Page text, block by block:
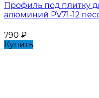
Профиль под плитку
алюминий PV71-12
790 ₽
Купить